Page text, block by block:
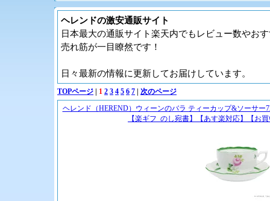
ヘレンドの激安通販サイト
日本最大の通販サイト楽天内でもレビュー数やお
売れ筋が一目瞭然です！
日々最新の情報に更新してお届けしています。
TOPページ 1 2 3 4 5 6 7
次のページ
ヘレンド（HEREND）ウィーンのバラ ティーカップ&ソーサー
【楽ギフ_のし宛書】【あす楽対応】【お